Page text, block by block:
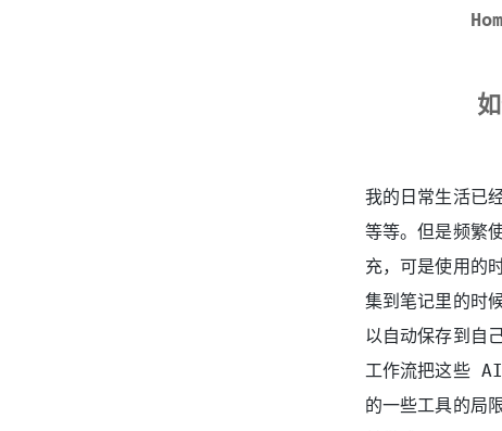
我的日常生活已
等等。但是频繁
充，可是使用的
集到笔记里的时
以自动保存到自
工作流把这些 AI
的一些工具的局